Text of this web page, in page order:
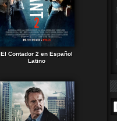
El Contador 2 en Español
Latino